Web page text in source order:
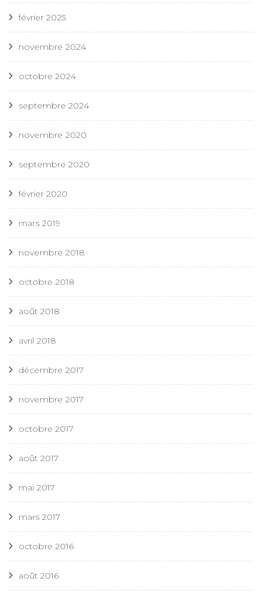
février 2025
novembre 2024
octobre 2024
septembre 2024
novembre 2020
septembre 2020
février 2020
mars 2019
novembre 2018
octobre 2018
août 2018
avril 2018
décembre 2017
novembre 2017
octobre 2017
août 2017
mai 2017
mars 2017
octobre 2016
août 2016